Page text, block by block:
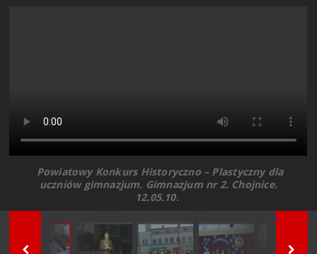
Powiatowy Konkurs Historyczno – Plastyczny dla
uczniów gimnazjum. Gimnazjum nr 2. Chojnice.
12.05.10.